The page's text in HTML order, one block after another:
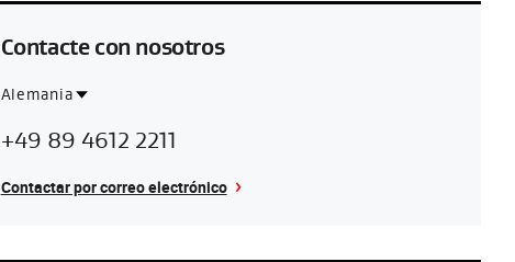
Contacte con nosotros
Alemania
Region
Alemania
+49 89 4612 2211
Contactar por correo electrónico